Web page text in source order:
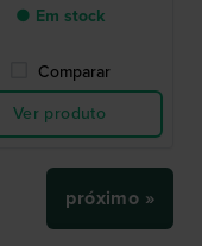
● Em stock
Comparar
Ver produto
próximo »